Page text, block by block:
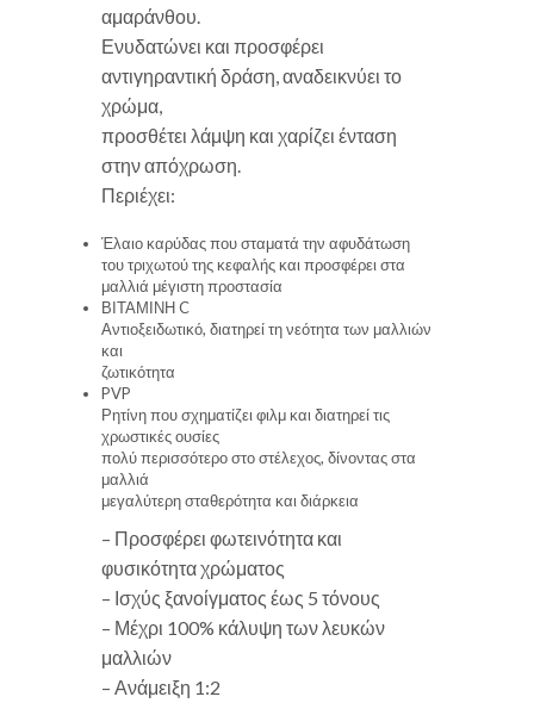
αμαράνθου.
Ενυδατώνει και προσφέρει
αντιγηραντική δράση, αναδεικνύει το
χρώμα,
προσθέτει λάμψη και χαρίζει ένταση
στην απόχρωση.
Περιέχει:
Έλαιο καρύδας που σταματά την αφυδάτωση
του τριχωτού της κεφαλής και προσφέρει στα
μαλλιά μέγιστη προστασία
ΒΙΤΑΜΙΝΗ C
Αντιοξειδωτικό, διατηρεί τη νεότητα των μαλλιών
και
ζωτικότητα
PVP
Ρητίνη που σχηματίζει φιλμ και διατηρεί τις
χρωστικές ουσίες
πολύ περισσότερο στο στέλεχος, δίνοντας στα
μαλλιά
μεγαλύτερη σταθερότητα και διάρκεια
– Προσφέρει φωτεινότητα και
φυσικότητα χρώματος
– Ισχύς ξανοίγματος έως 5 τόνους
– Μέχρι 100% κάλυψη των λευκών
μαλλιών
– Ανάμειξη 1:2